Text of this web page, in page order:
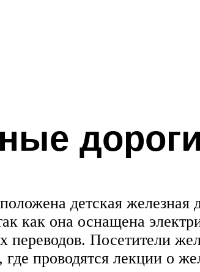
дороги
детская железная
как она оснащена
переводов. Посетители
проводятся лекции о